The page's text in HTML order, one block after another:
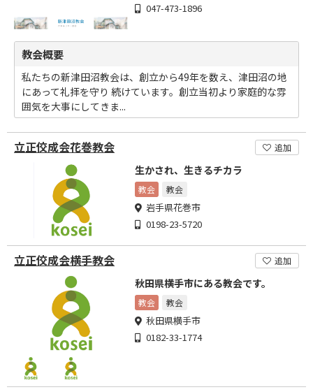
047-473-1896
教会概要
私たちの新津田沼教会は、創立から49年を数え、津田沼の地
にあって礼拝を守り 続けています。創立当初より家庭的な雰
囲気を大事にしてきま...
立正佼成会花巻教会 追加
生かされ、生きるチカラ
教会 教会
岩手県花巻市
0198-23-5720
立正佼成会横手教会 追加
秋田県横手市にある教会です。
教会 教会
秋田県横手市
0182-33-1774